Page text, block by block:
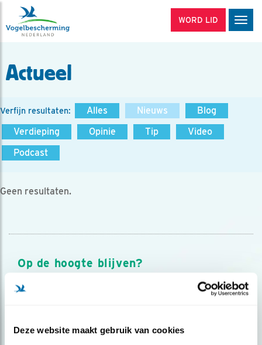
Deze website maakt gebruik van cookies
WORD LID
Actueel
Verfijn resultaten: Alles Nieuws
Blog
Verdieping
Opinie Tip
Video
Podcast
Geen resultaten.
Op de hoogte blijven?
Meld je aan en ontvang nieuws, inspiratie, acties en tips
over vogels en activiteiten van Vogelbescherming.